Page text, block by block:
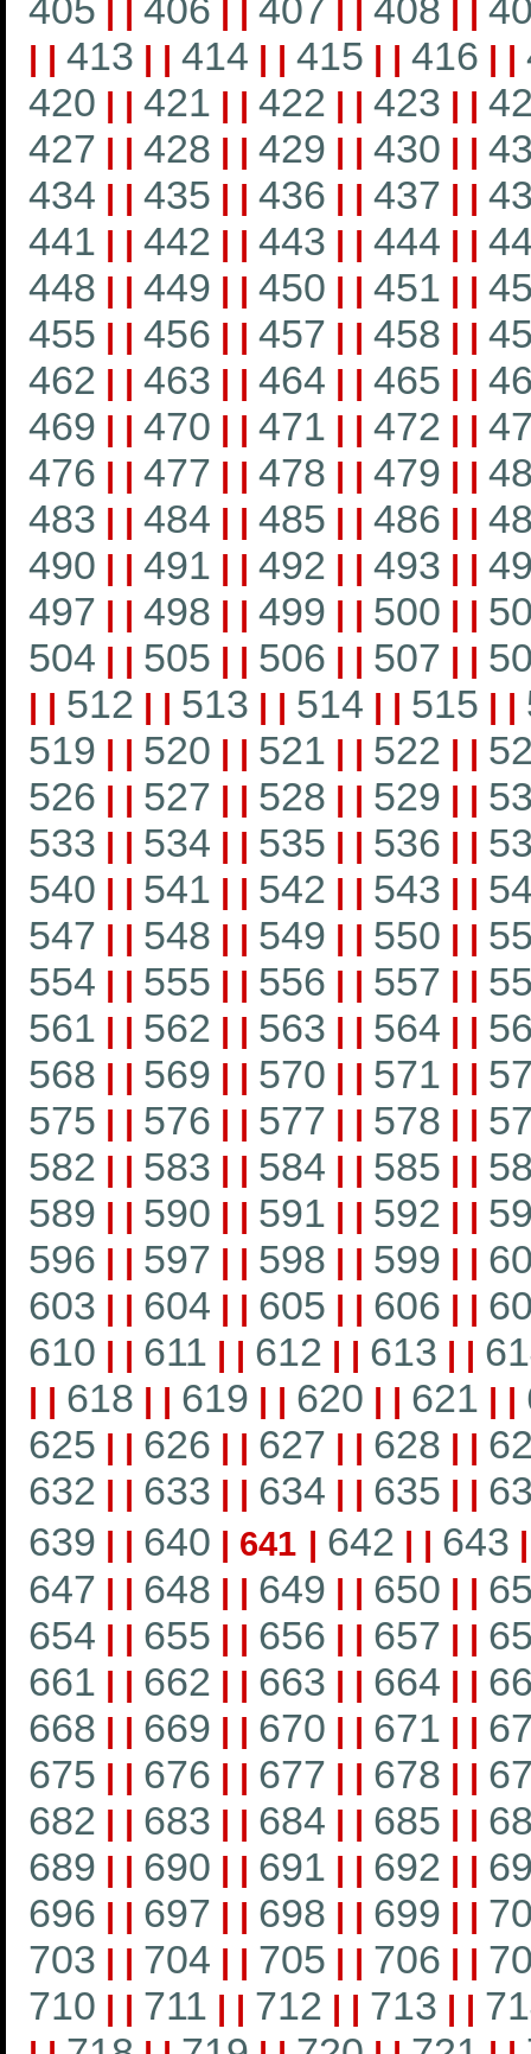
405 406 407 408
| | 413 | | 414 | | 415 | | 416 | |
420 | | 421 | | 422 | | 423 | |
427 | | 428 | | 429 | | 430 | |
434 | | 435 | | 436 | | 437 | |
441 | | 442 | | 443 | | 444 | |
448 | | 449 | | 450 | | 451 | |
455 | | 456 | | 457 | | 458 | |
462 | | 463 | | 464 | | 465 | |
469 | | 470 | | 471 | | 472 | |
476 | | 477 | | 478 | | 479 | |
483 | | 484 | | 485 | | 486 | |
490 | | 491 | | 492 | | 493 | |
497 | | 498 | | 499 | | 500 | |
504 | | 505 | | 506 | | 507 | |
| | 512 | | 513 | | 514 | | 515 | |
519 | | 520 | | 521 | | 522 | |
526 | | 527 | | 528 | | 529 | |
533 | | 534 | | 535 | | 536 | |
540 | | 541 | | 542 | | 543 | |
547 | | 548 | | 549 | | 550 | |
554 | | 555 | | 556 | | 557 | |
561 | | 562 | | 563 | | 564 | |
568 | | 569 | | 570 | | 571 | |
575 | | 576 | | 577 | | 578 | |
582 | | 583 | | 584 | | 585 | |
589 | | 590 | | 591 | | 592 | |
596 | | 597 | | 598 | | 599 | |
603 | | 604 | | 605 | | 606 | |
610 | | 611 | | 612 | | 613 | |
| | 618 | | 619 | | 620 | | 621 | |
625 | | 626 | | 627 | | 628 | |
632 | | 633 | | 634 | | 635 | |
639 | | 640 | 641 | 642 | | 643
647 | | 648 | | 649 | | 650 | |
654 | | 655 | | 656 | | 657 | |
661 | | 662 | | 663 | | 664 | |
668 | | 669 | | 670 | | 671 | |
675 | | 676 | | 677 | | 678 | |
682 | | 683 | | 684 | | 685 | |
689 | | 690 | | 691 | | 692 | |
696 | | 697 | | 698 | | 699 | |
703 | | 704 | | 705 | | 706 | |
710 | | 711 | | 712 | | 713 | |